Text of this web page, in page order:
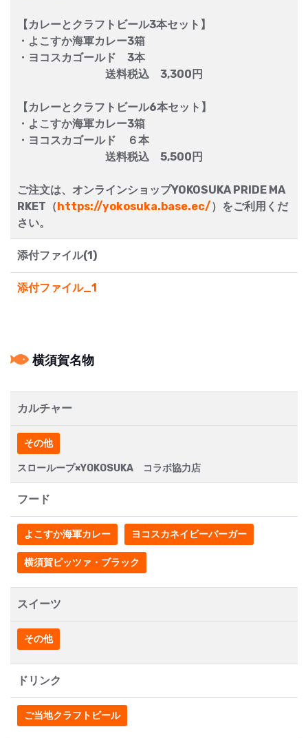
【カレーとクラフトビール3本セット】
・よこすか海軍カレー3箱
・ヨコスカゴールド 3本
送料税込 3,300円
【カレーとクラフトビール6本セット】
・よこすか海軍カレー3箱
・ヨコスカゴールド ６本
送料税込 5,500円
ご注文は、オンラインショップYOKOSUKA PRIDE MA
RKET（ https://yokosuka.base.ec/）をご利用くだ
さい。
添付ファイル(1)
添付ファイル_1
横須賀名物
カルチャー
その他
スローループ×YOKOSUKA コラボ協力店
フード
よこすか海軍カレー ヨコスカネイビーバーガー
横須賀ピッツァ・ブラック
スイーツ
その他
ドリンク
ご当地クラフトビール